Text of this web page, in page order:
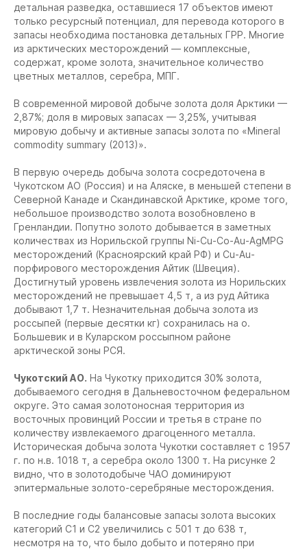
детальная разведка, оставшиеся 17 объектов имеют
только ресурсный потенциал, для перевода которого в
запасы необходима постановка детальных ГРР. Многие
из арктических месторождений — комплексные,
содержат, кроме золота, значительное количество
цветных металлов, серебра, МПГ.
В современной мировой добыче золота доля Арктики —
2,87%; доля в мировых запасах — 3,25%, учитывая
мировую добычу и активные запасы золота по «Mineral
commodity summary (2013)».
В первую очередь добыча золота сосредоточена в
Чукотском АО (Россия) и на Аляске, в меньшей степени в
Северной Канаде и Скандинавской Арктике, кроме того,
небольшое производство золота возобновлено в
Гренландии. Попутно золото добывается в заметных
количествах из Норильской группы Ni-Cu-Co-Au-AgMPG
месторождений (Красноярский край РФ) и Cu-Au-
порфирового месторождения Айтик (Швеция).
Достигнутый уровень извлечения золота из Норильских
месторождений не превышает 4,5 т, а из руд Айтика
добывают 1,7 т. Незначительная добыча золота из
россыпей (первые десятки кг) сохранилась на о.
Большевик и в Куларском россыпном районе
арктической зоны РСЯ.
Чукотский АО. На Чукотку приходится 30% золота,
добываемого сегодня в Дальневосточном федеральном
округе. Это самая золотоносная территория из
восточных провинций России и третья в стране по
количеству извлекаемого драгоценного металла.
Историческая добыча золота Чукотки составляет с 1957
г. по н.в. 1018 т, а серебра около 1300 т. На рисунке 2
видно, что в золотодобыче ЧАО доминируют
эпитермальные золото-серебряные месторождения.
В последние годы балансовые запасы золота высоких
категорий С1 и С2 увеличились с 501 т до 638 т,
несмотря на то, что было добыто и потеряно при